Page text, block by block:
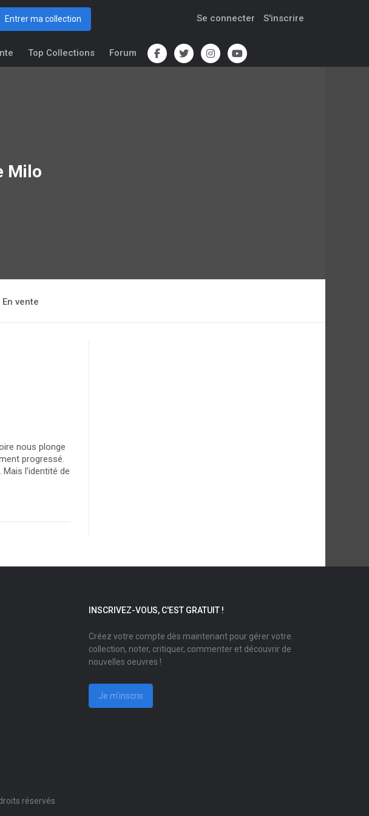
Entrer ma collection Se connecter S'inscrire
Top Collections Forum
Milo
En vente
nous plonge
progressé.
l’identité de
INSCRIVEZ-VOUS, C'EST GRATUIT !
Créez votre compte dès maintenant pour gérer votre
collection, noter, critiquer, commenter et découvrir de
nouvelles oeuvres !
Je m'inscris
réservés.